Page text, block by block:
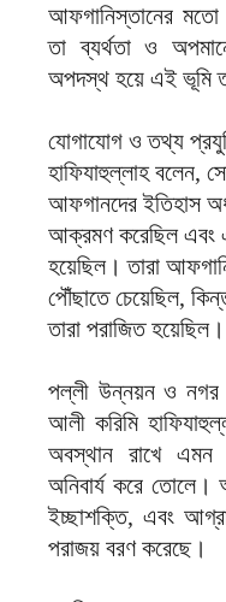
আফগানিস্তানের
তা ব্যর্থতা ও
অপদস্থ হয়ে এই ভূমি
যোগাযোগ ও তথ্য
হাফিযাহুল্লাহ বলেন,
আফগানদের ইতিহাস
আক্রমণ করেছিল এবং
হয়েছিল। তারা
পৌঁছাতে চেয়েছিল,
তারা পরাজিত হয়েছিল।
পল্লী উন্নয়ন ও নগর
আলী করিমি
অবস্থান রাখে
অনিবার্য করে তোলে।
ইচ্ছাশক্তি, এবং
পরাজয় বরণ করেছে।